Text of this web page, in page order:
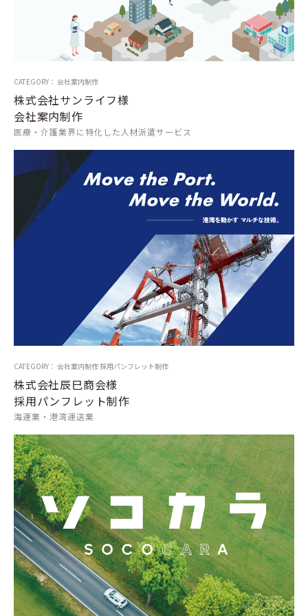
CATEGORY： 会社案内制作
株式会社サンライフ様
会社案内制作
医療・介護業界に特化した人材派遣サービス
CATEGORY： 会社案内制作 採用パンフレット制作
株式会社辰巳商会様
採用パンフレット制作
海運業・港湾運送業